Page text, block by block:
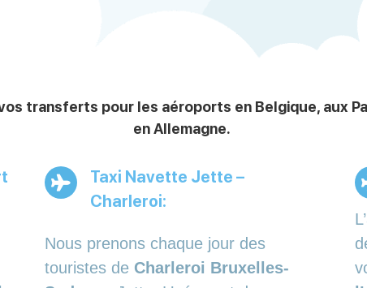
transferts pour les aéroports en Belgique, aux
en Allemagne.
Taxi Navette Jette –
Charleroi:
Nous prenons chaque jour des
touristes de Charleroi Bruxelles-